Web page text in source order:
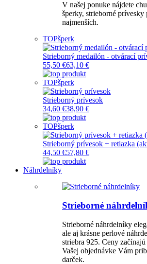
V našej ponuke nájdete
šperky, strieborné prívesky
najmenších.
TOPšperk
Strieborný medailón - otvárací
55,50 €63,10 €
TOPšperk
Strieborný prívesok
34,60 €38,90 €
TOPšperk
Strieborný prívesok + retiazka
44,50 €57,80 €
Náhrdelníky
Strieborné
Strieborné náhrdelníky
ale aj krásne perlové
striebra 925. Ceny
Vašej objednávke Vám
darček.